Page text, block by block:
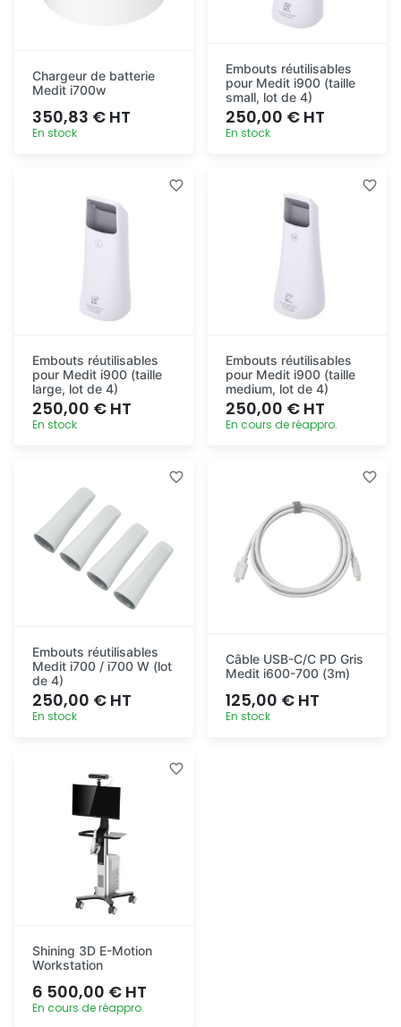
Chargeur de batterie
Medit i700w
350,83 € HT
En stock
Embouts réutilisables
pour Medit i900 (taille
small, lot de 4)
250,00 € HT
En stock
Embouts réutilisables
pour Medit i900 (taille
large, lot de 4)
250,00 € HT
En stock
Embouts réutilisables
pour Medit i900 (taille
medium, lot de 4)
250,00 € HT
En cours de réappro.
Embouts réutilisables
Medit i700 / i700 W (lot
de 4)
250,00 € HT
En stock
rapide
Câble USB-C/C PD Gris
Medit i600-700 (3m)
125,00 € HT
En stock
Shining 3D E-Motion
Workstation
6 500,00 € HT
En cours de réappro.